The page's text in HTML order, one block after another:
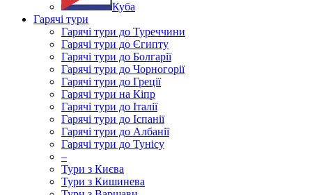
Куба
Гарячі тури
Гарячі тури до Туреччини
Гарячі тури до Єгипту
Гарячі тури до Болгарії
Гарячі тури до Чорногорії
Гарячі тури до Греції
Гарячі тури на Кіпр
Гарячі тури до Італії
Гарячі тури до Іспанії
Гарячі тури до Албанії
Гарячі тури до Тунісу
–
Тури з Києва
Тури з Кишинева